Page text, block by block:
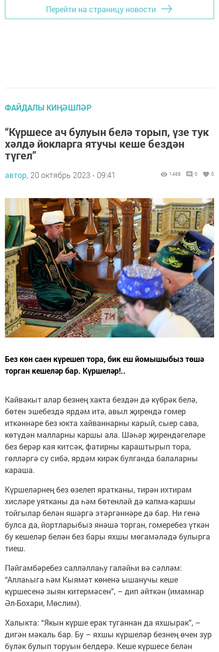
Перейти на страницу новости
ФАЙДАЛЫ КИҢӘШЛӘР
“Күршесе ач булуын белә торып, үзе тук
хәлдә йокларга ятучы кеше бездән
түгел”
автор, 20 октябрь 2023 - 09:41 1468 0 0
Без көн саен күрешеп тора, бик еш йомышыбыз төшә
торган кешеләр бар. Күршеләр!..
Кайвакыт алар безнең хакта бездән дә күбрәк белә,
бөтен эшебездә ярдәм итә, авыл җирендә гомер
иткәннәре без юкта хайваннарны карый, сыер сава,
көтүдән малларны каршы ала. Шәһәр җирендәгеләре
без берәр кая китсәк, фатирны караштырып тора,
гөлләргә су сибә, ярдәм кирәк булганда балаларны
караша.
Күршеләрнең без өзелеп яратканы, тирән ихтирам
хисләре уятканы да һәм бөтенләй дә капма-каршы
тойгылар белән яшәргә этәргәннәре дә бар. Ни генә
булса да, йортларыбыз янәшә торган, гомеребез үткән
бу кешеләр белән без бары яхшы мөгамәләдә булырга
тиеш.
Пәйгамбәребез салләллаһу галәйһи вә сәлләм:
“Аллаһыга һәм Кыямәт көненә ышанучы кеше
күршесенә зыян китермәсен”, – дип әйткән (имамнар
Әл-Бохари, Мөслим).
Халыкта: “Якын күрше ерак туганнан да яхшырак”, –
дигән мәкаль бар. Бу – яхшы күршеләр безнең өчен зур
бүләк булып торуын белдерә. Кеше күршесе белән